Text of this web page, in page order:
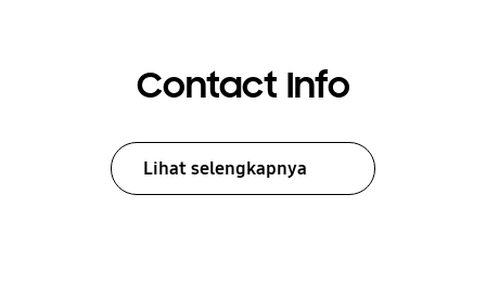
Contact Info
Lihat selengkapnya